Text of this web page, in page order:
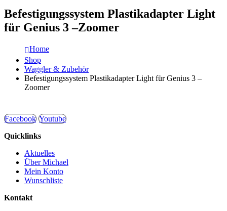
Befestigungssystem Plastikadapter Light
für Genius 3 –Zoomer
Home
Shop
Waggler & Zubehör
Befestigungssystem Plastikadapter Light für Genius 3 –
Zoomer
Facebook Youtube
Quicklinks
Aktuelles
Über Michael
Mein Konto
Wunschliste
Kontakt